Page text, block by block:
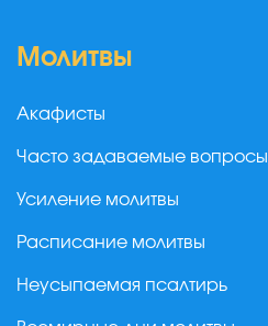
Молитвы
Акафисты
Часто задаваемые вопросы
Усиление молитвы
Расписание молитвы
Неусыпаемая псалтирь